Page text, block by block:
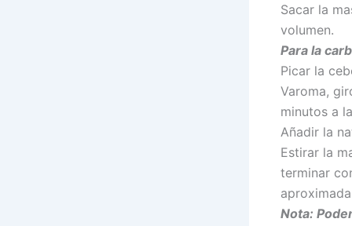
Sacar la
volumen.
Para la
Picar la
Varoma,
minutos a
Añadir la
Estirar la
terminar
Nota: